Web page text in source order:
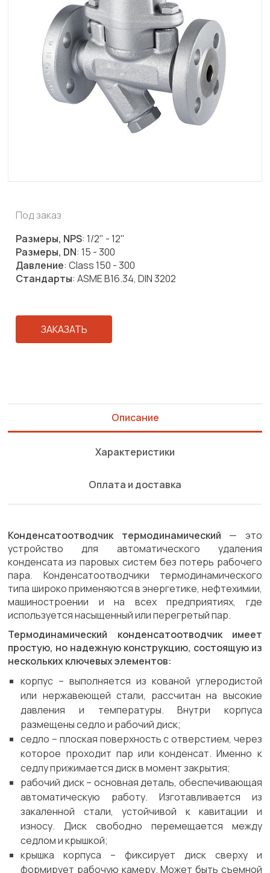
Под заказ
Размеры, NPS: 1/2" - 12"
Размеры, DN: 15 - 300
Давление: Class 150 - 300
Стандарты: ASME B16.34, DIN 3202
ЗАКАЗАТЬ
Описание
Характеристики
Оплата и доставка
Конденсатоотводчик термодинамический — это
устройство для автоматического удаления
конденсата из паровых систем без потерь рабочего
пара. Конденсатоотводчики термодинамического
типа широко применяются в энергетике, нефтехимии,
машиностроении и на всех предприятиях, где
используется насыщенный или перегретый пар.
Термодинамический конденсатоотводчик имеет
простую, но надежную конструкцию, состоящую из
нескольких ключевых элементов:
корпус – выполняется из кованой углеродистой
или нержавеющей стали, рассчитан на высокие
давления и температуры. Внутри корпуса
размещены седло и рабочий диск;
седло – плоская поверхность с отверстием, через
которое проходит пар или конденсат. Именно к
седлу прижимается диск в момент закрытия;
рабочий диск – основная деталь, обеспечивающая
автоматическую работу. Изготавливается из
закаленной стали, устойчивой к кавитации и
износу. Диск свободно перемещается между
седлом и крышкой;
крышка корпуса – фиксирует диск сверху и
формирует рабочую камеру. Может быть съемной